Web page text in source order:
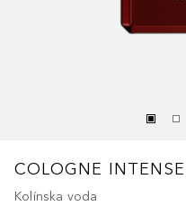
COLOGNE INTENSE
Kolínska voda